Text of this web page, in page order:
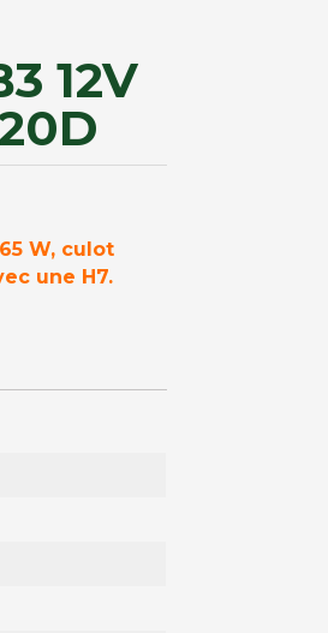
12V
W, culot
une H7.